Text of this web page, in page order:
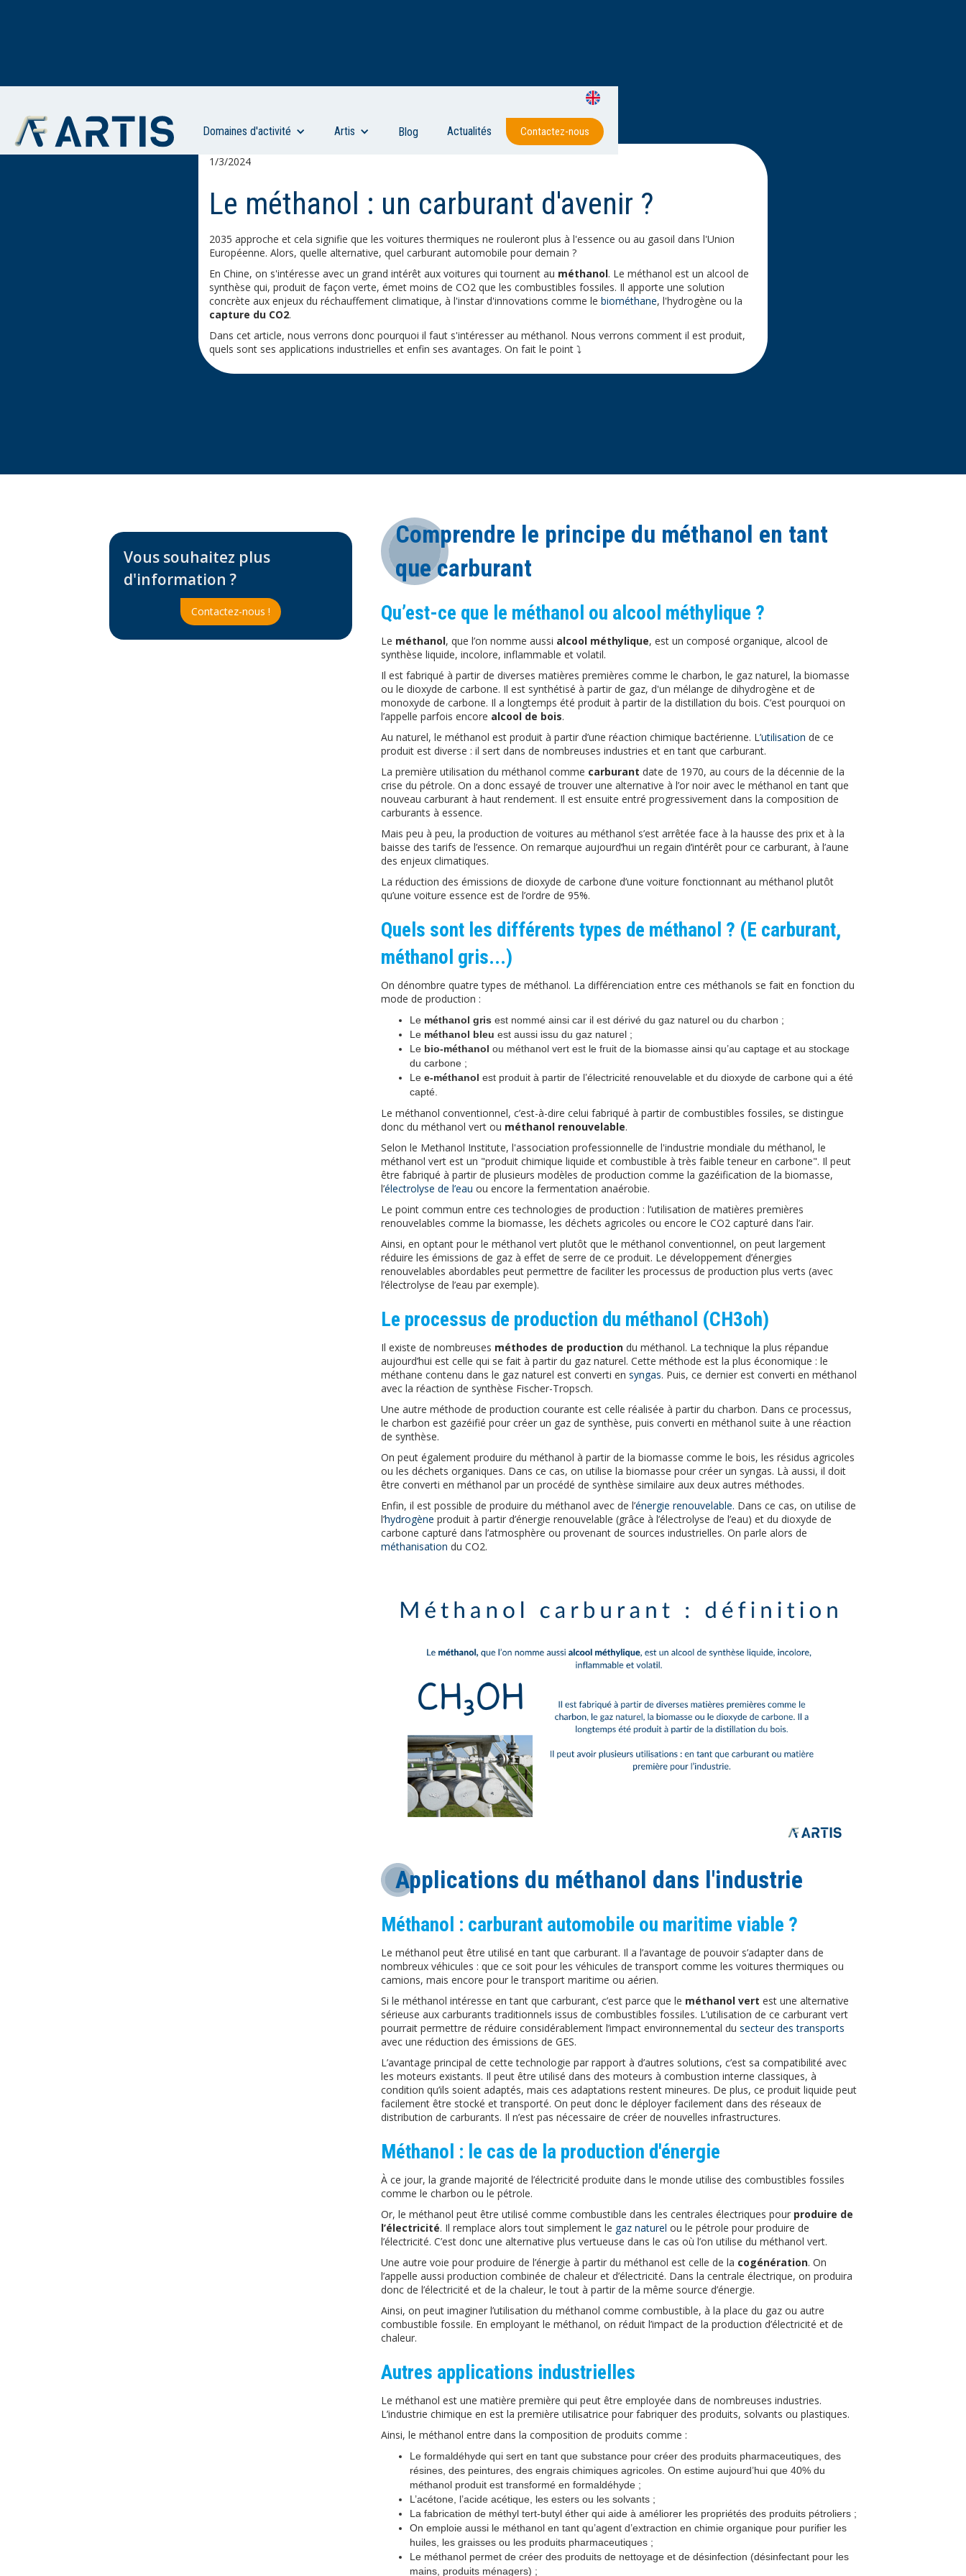
Domaines d'activité Artis Blog Actualités Contactez-nous
1/3/2024
Le méthanol : un carburant d'avenir ?
2035 approche et cela signifie que les voitures thermiques ne rouleront plus à l'essence ou au gasoil dans l'Union
Européenne. Alors, quelle alternative, quel carburant automobile pour demain ?
En Chine, on s'intéresse avec un grand intérêt aux voitures qui tournent au méthanol. Le méthanol est un alcool de
synthèse qui, produit de façon verte, émet moins de CO2 que les combustibles fossiles. Il apporte une solution
concrète aux enjeux du réchauffement climatique, à l'instar d'innovations comme le biométhane, l'hydrogène ou la
capture du CO2.
Dans cet article, nous verrons donc pourquoi il faut s'intéresser au méthanol. Nous verrons comment il est produit,
quels sont ses applications industrielles et enfin ses avantages. On fait le point ⤵️
Vous souhaitez plus
d'information ?
Contactez-nous !
Comprendre le principe du méthanol en tant
que carburant
Qu’est-ce que le méthanol ou alcool méthylique ?
Le méthanol, que l’on nomme aussi alcool méthylique, est un composé organique, alcool de
synthèse liquide, incolore, inflammable et volatil.
Il est fabriqué à partir de diverses matières premières comme le charbon, le gaz naturel, la biomasse
ou le dioxyde de carbone. Il est synthétisé à partir de gaz, d'un mélange de dihydrogène et de
monoxyde de carbone. Il a longtemps été produit à partir de la distillation du bois. C’est pourquoi on
l’appelle parfois encore alcool de bois.
Au naturel, le méthanol est produit à partir d’une réaction chimique bactérienne. L’utilisation de ce
produit est diverse : il sert dans de nombreuses industries et en tant que carburant.
La première utilisation du méthanol comme carburant date de 1970, au cours de la décennie de la
crise du pétrole. On a donc essayé de trouver une alternative à l’or noir avec le méthanol en tant que
nouveau carburant à haut rendement. Il est ensuite entré progressivement dans la composition de
carburants à essence.
Mais peu à peu, la production de voitures au méthanol s’est arrêtée face à la hausse des prix et à la
baisse des tarifs de l’essence. On remarque aujourd’hui un regain d’intérêt pour ce carburant, à l’aune
des enjeux climatiques.
La réduction des émissions de dioxyde de carbone d’une voiture fonctionnant au méthanol plutôt
qu’une voiture essence est de l’ordre de 95%.
Quels sont les différents types de méthanol ? (E carburant,
méthanol gris...)
On dénombre quatre types de méthanol. La différenciation entre ces méthanols se fait en fonction du
mode de production :
Le méthanol gris est nommé ainsi car il est dérivé du gaz naturel ou du charbon ;
Le méthanol bleu est aussi issu du gaz naturel ;
Le bio-méthanol ou méthanol vert est le fruit de la biomasse ainsi qu’au captage et au stockage
du carbone ;
Le e-méthanol est produit à partir de l’électricité renouvelable et du dioxyde de carbone qui a été
capté.
Le méthanol conventionnel, c’est-à-dire celui fabriqué à partir de combustibles fossiles, se distingue
donc du méthanol vert ou méthanol renouvelable.
Selon le Methanol Institute, l'association professionnelle de l'industrie mondiale du méthanol, le
méthanol vert est un "produit chimique liquide et combustible à très faible teneur en carbone". Il peut
être fabriqué à partir de plusieurs modèles de production comme la gazéification de la biomasse,
l’électrolyse de l’eau ou encore la fermentation anaérobie.
Le point commun entre ces technologies de production : l’utilisation de matières premières
renouvelables comme la biomasse, les déchets agricoles ou encore le CO2 capturé dans l’air.
Ainsi, en optant pour le méthanol vert plutôt que le méthanol conventionnel, on peut largement
réduire les émissions de gaz à effet de serre de ce produit. Le développement d’énergies
renouvelables abordables peut permettre de faciliter les processus de production plus verts (avec
l’électrolyse de l’eau par exemple).
Le processus de production du méthanol (CH3oh)
Il existe de nombreuses méthodes de production du méthanol. La technique la plus répandue
aujourd’hui est celle qui se fait à partir du gaz naturel. Cette méthode est la plus économique : le
méthane contenu dans le gaz naturel est converti en syngas. Puis, ce dernier est converti en méthanol
avec la réaction de synthèse Fischer-Tropsch.
Une autre méthode de production courante est celle réalisée à partir du charbon. Dans ce processus,
le charbon est gazéifié pour créer un gaz de synthèse, puis converti en méthanol suite à une réaction
de synthèse.
On peut également produire du méthanol à partir de la biomasse comme le bois, les résidus agricoles
ou les déchets organiques. Dans ce cas, on utilise la biomasse pour créer un syngas. Là aussi, il doit
être converti en méthanol par un procédé de synthèse similaire aux deux autres méthodes.
Enfin, il est possible de produire du méthanol avec de l’énergie renouvelable. Dans ce cas, on utilise de
l’hydrogène produit à partir d’énergie renouvelable (grâce à l’électrolyse de l’eau) et du dioxyde de
carbone capturé dans l’atmosphère ou provenant de sources industrielles. On parle alors de
méthanisation du CO2.
Applications du méthanol dans l'industrie
Méthanol : carburant automobile ou maritime viable ?
Le méthanol peut être utilisé en tant que carburant. Il a l’avantage de pouvoir s’adapter dans de
nombreux véhicules : que ce soit pour les véhicules de transport comme les voitures thermiques ou
camions, mais encore pour le transport maritime ou aérien.
Si le méthanol intéresse en tant que carburant, c’est parce que le méthanol vert est une alternative
sérieuse aux carburants traditionnels issus de combustibles fossiles. L’utilisation de ce carburant vert
pourrait permettre de réduire considérablement l’impact environnemental du secteur des transports
avec une réduction des émissions de GES.
L’avantage principal de cette technologie par rapport à d’autres solutions, c’est sa compatibilité avec
les moteurs existants. Il peut être utilisé dans des moteurs à combustion interne classiques, à
condition qu’ils soient adaptés, mais ces adaptations restent mineures. De plus, ce produit liquide peut
facilement être stocké et transporté. On peut donc le déployer facilement dans des réseaux de
distribution de carburants. Il n’est pas nécessaire de créer de nouvelles infrastructures.
Méthanol : le cas de la production d'énergie
À ce jour, la grande majorité de l’électricité produite dans le monde utilise des combustibles fossiles
comme le charbon ou le pétrole.
Or, le méthanol peut être utilisé comme combustible dans les centrales électriques pour produire de
l’électricité. Il remplace alors tout simplement le gaz naturel ou le pétrole pour produire de
l’électricité. C’est donc une alternative plus vertueuse dans le cas où l’on utilise du méthanol vert.
Une autre voie pour produire de l’énergie à partir du méthanol est celle de la cogénération. On
l’appelle aussi production combinée de chaleur et d’électricité. Dans la centrale électrique, on produira
donc de l’électricité et de la chaleur, le tout à partir de la même source d’énergie.
Ainsi, on peut imaginer l’utilisation du méthanol comme combustible, à la place du gaz ou autre
combustible fossile. En employant le méthanol, on réduit l’impact de la production d’électricité et de
chaleur.
Autres applications industrielles
Le méthanol est une matière première qui peut être employée dans de nombreuses industries.
L’industrie chimique en est la première utilisatrice pour fabriquer des produits, solvants ou plastiques.
Ainsi, le méthanol entre dans la composition de produits comme :
Le formaldéhyde qui sert en tant que substance pour créer des produits pharmaceutiques, des
résines, des peintures, des engrais chimiques agricoles. On estime aujourd’hui que 40% du
méthanol produit est transformé en formaldéhyde ;
L’acétone, l’acide acétique, les esters ou les solvants ;
La fabrication de méthyl tert-butyl éther qui aide à améliorer les propriétés des produits pétroliers ;
On emploie aussi le méthanol en tant qu’agent d’extraction en chimie organique pour purifier les
huiles, les graisses ou les produits pharmaceutiques ;
Le méthanol permet de créer des produits de nettoyage et de désinfection (désinfectant pour les
mains, produits ménagers) ;